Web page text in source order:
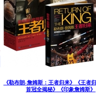
《勒布朗-詹姆斯：王者归来》《王者
首冠全揭秘》《印象詹姆斯》